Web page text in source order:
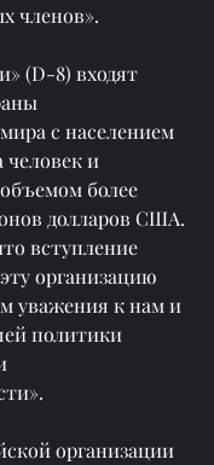
членов».
(D-8) входят
с населением
человек и
более
долларов США.
вступление
организацию
уважения к нам и
политики
организации